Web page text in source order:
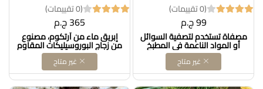
(0 تقييمات)
99 ج.م
مصفاة تستخدم لتصفية السوائل
أو المواد الناعمة في المطبخ
غير متاح
(0 تقييمات)
365 ج.م
إبريق ماء من أرتكوم، مصنوع
من زجاج البوروسيليكات المقاوم
للحرارة، سعة ١.٤ لتر، مع غطاء من
الفولاذ المقاوم للصدأ. العلامة
التجارية: أرتكوم Dollars for
imporT كود B07R8SQ9QW
غير متاح